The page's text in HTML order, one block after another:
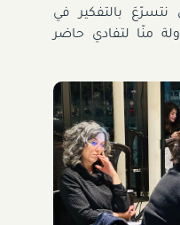
نتسرّعَ بالتفكير في
منّا لتفادي حاضر